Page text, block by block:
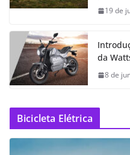
19 de
da
8 de
Bicicleta Elétrica